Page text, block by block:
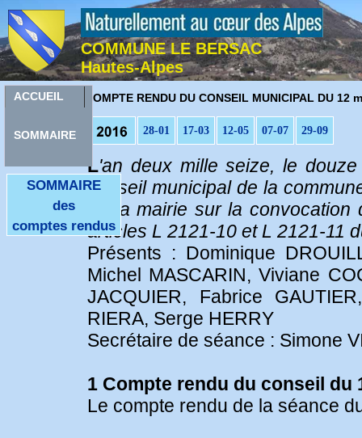
COMMUNE LE BERSAC
Hautes-Alpes
ACCUEIL
SOMMAIRE
OMPTE RENDU DU CONSEIL MUNICIPAL DU 12
SOMMAIRE
des
comptes rendus
28-01 17-03 12-05 07-07 29-09
L'an deux mille seize, le
conseil municipal de la
de la mairie sur la
articles L 2121-10 et L 2121-11
Présents : Dominique
Michel MASCARIN, Viviane
JACQUIER, Fabrice
RIERA, Serge HERRY
Secrétaire de séance : Simone
1 Compte rendu du conseil du
Le compte rendu de la séance